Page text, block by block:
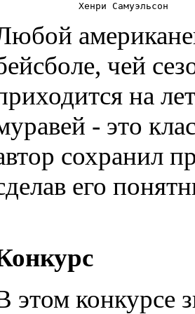
чей
на
- это
сохранил
его
этом конкурсе